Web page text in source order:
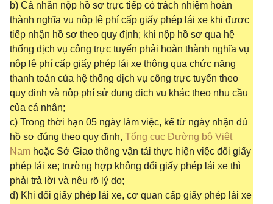
b) Cá nhân nộp hồ sơ trực tiếp có trách nhiệm hoàn
thành nghĩa vụ nộp lệ phí cấp giấy phép lái xe khi được
tiếp nhận hồ sơ theo quy định; khi nộp hồ sơ qua hệ
thống dịch vụ công trực tuyến phải hoàn thành nghĩa vụ
nộp lệ phí cấp giấy phép lái xe thông qua chức năng
thanh toán của hệ thống dịch vụ công trực tuyến theo
quy định và nộp phí sử dụng dịch vụ khác theo nhu cầu
của cá nhân;
c) Trong thời hạn 05 ngày làm việc, kể từ ngày nhận đủ
hồ sơ đúng theo quy định, Tổng cục Đường bộ Việt
Nam hoặc Sở Giao thông vận tải thực hiện việc đổi giấy
phép lái xe; trường hợp không đổi giấy phép lái xe thì
phải trả lời và nêu rõ lý do;
d) Khi đổi giấy phép lái xe, cơ quan cấp giấy phép lái xe